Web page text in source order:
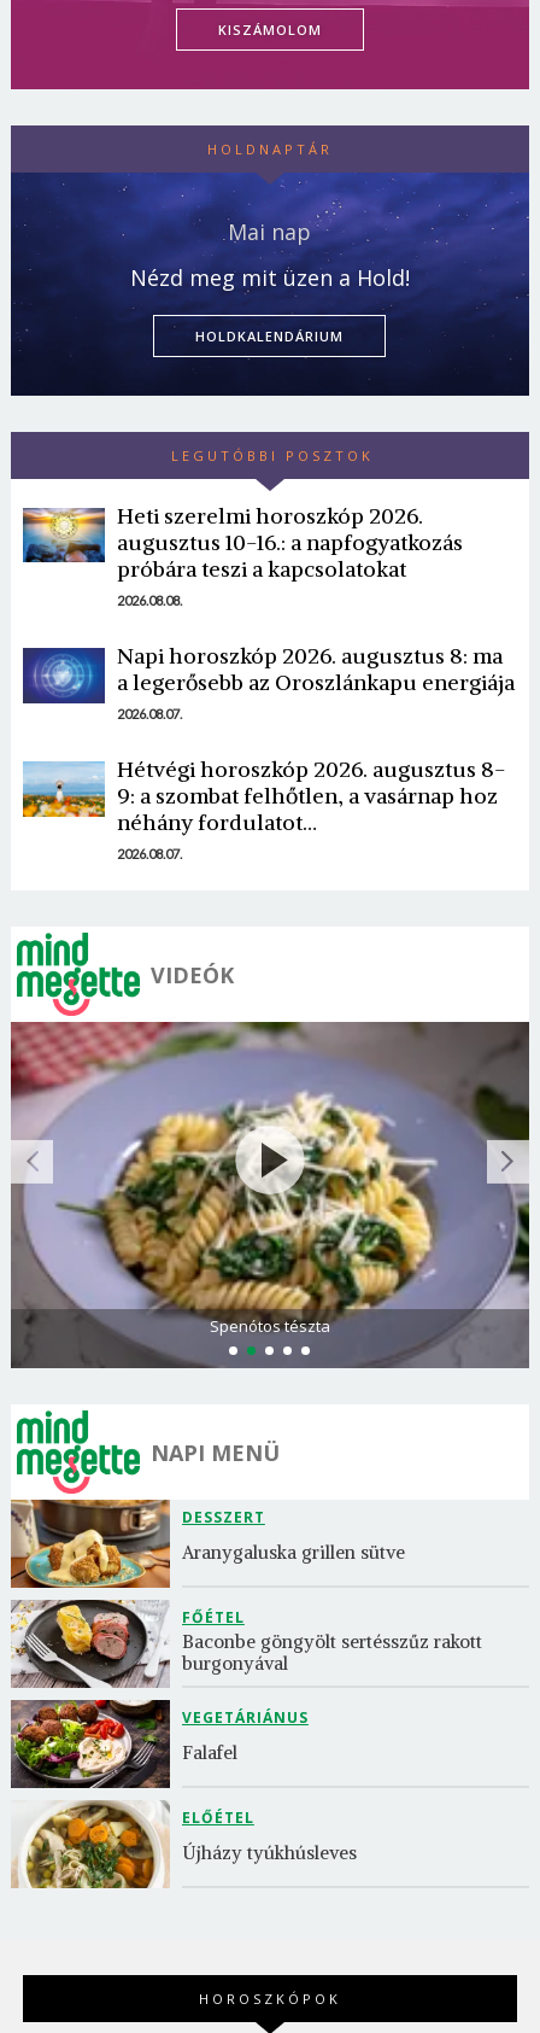
KISZÁMOLOM
HOLDNAPTÁR
Mai nap
Nézd meg mit üzen a Hold!
HOLDKALENDÁRIUM
LEGUTÓBBI POSZTOK
Heti szerelmi horoszkóp 2026.
augusztus 10-16.: a napfogyatkozás
próbára teszi a kapcsolatokat
2026.08.08.
Napi horoszkóp 2026. augusztus 8: ma
a legerősebb az Oroszlánkapu energiája
2026.08.07.
Hétvégi horoszkóp 2026. augusztus 8-
9: a szombat felhőtlen, a vasárnap hoz
néhány fordulatot…
2026.08.07.
VIDEÓK
Spenótos tészta
NAPI MENÜ
DESSZERT
Aranygaluska grillen sütve
FŐÉTEL
Baconbe göngyölt sertésszűz rakott
burgonyával
VEGETÁRIÁNUS
Falafel
ELŐÉTEL
Újházy tyúkhúsleves
HOROSZKÓPOK
Borsonline bejelentkezés
E-mail cím vagy felhasználónév
Jelszó